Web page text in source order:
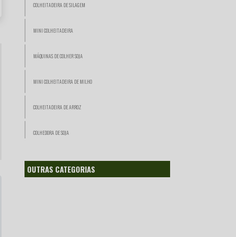
COLHEITADEIRA DE SILAGEM
MINI COLHEITADEIRA
MÁQUINAS DE COLHER SOJA
MINI COLHEITADEIRA DE MILHO
COLHEITADEIRA DE ARROZ
COLHEDORA DE SOJA
OUTRAS CATEGORIAS